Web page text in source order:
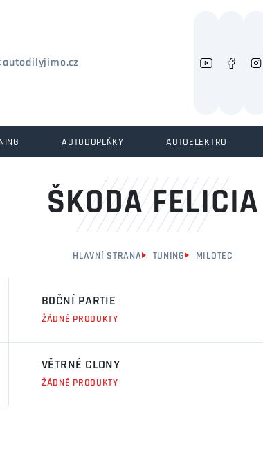
AUTODOPLŇKY AUTOELEKTRO
ŠKODA FELICIA
HLAVNÍ STRANA TUNING MILOTEC
BOČNÍ PARTIE
ŽÁDNÉ PRODUKTY
VĚTRNÉ CLONY
ŽÁDNÉ PRODUKTY
Můžeme vám pomoci něco najít?